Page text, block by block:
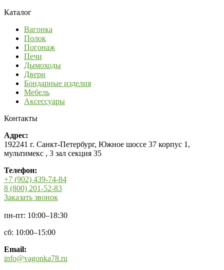
Каталог
Вагонка
Полок
Погонаж
Печи
Дымоходы
Двери
Бондарные изделия
Мебель
Аксессуары
Контакты
Адрес:
192241 г. Санкт-Петербург, Южное шоссе 37 корпус 1,
мультимекс , 3 зал секция 35
Телефон:
+7 (902) 439-74-84
8 (800) 201-52-83
Заказать звонок
пн-пт: 10:00–18:30
сб: 10:00–15:00
Email:
info@vagonka78.ru